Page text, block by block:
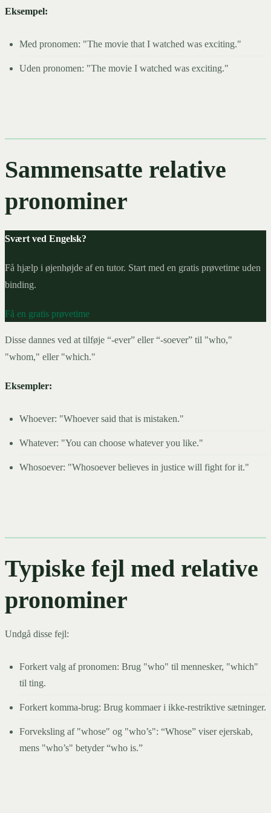
Eksempel:
Med pronomen: "The movie that I watched was exciting."
Uden pronomen: "The movie I watched was exciting."
Sammensatte relative
pronominer
Svært ved Engelsk?
Få hjælp i øjenhøjde af en tutor. Start med en gratis prøvetime uden
binding.
Få en gratis prøvetime
Disse dannes ved at tilføje “-ever” eller “-soever” til "who,"
"whom," eller "which."
Eksempler:
Whoever: "Whoever said that is mistaken."
Whatever: "You can choose whatever you like."
Whosoever: "Whosoever believes in justice will fight for it."
Typiske fejl med relative
pronominer
Undgå disse fejl:
Forkert valg af pronomen: Brug "who" til mennesker, "which"
til ting.
Forkert komma-brug: Brug kommaer i ikke-restriktive sætninger.
Forveksling af "whose" og "who’s": “Whose” viser ejerskab,
mens "who’s" betyder “who is.”